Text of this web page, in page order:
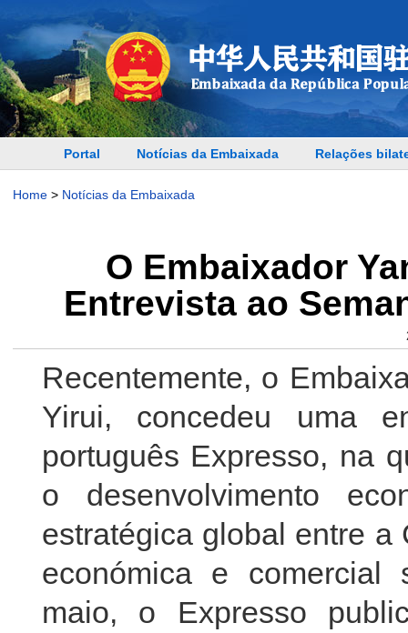
Portal Notícias da Embaixada Relações
Home> Notícias da Embaixada
O Embaixador
Entrevista ao
Recentemente, o
Yirui, concedeu uma
português Expresso, na
o desenvolvimento
estratégica global entre
económica e comercial
maio, o Expresso